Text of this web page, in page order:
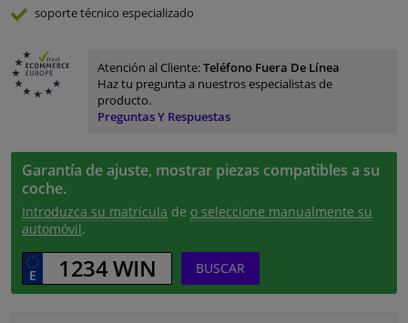
soporte técnico especializado
Atención al Cliente:Teléfono Fuera De Línea
Haz tu pregunta a nuestros especialistas de
producto.
Preguntas Y Respuestas
Garantía de ajuste, mostrar piezas compatibles a su
coche.
Introduzca su matrícula de o seleccione manualmente su
automóvil.
BUSCAR